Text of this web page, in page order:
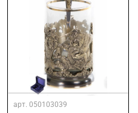
арт. 050103039